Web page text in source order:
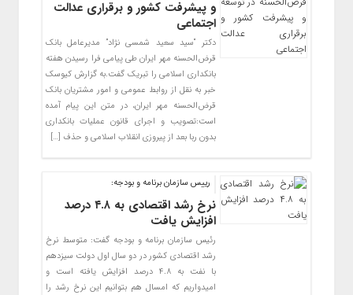
و پیشرفت کشور و برقراری عدالت
اجتماعی
دکتر “سید سعید شمسی نژاد” مدیرعامل بانک
قرض‌الحسنه مهر ایران طی پیامی فرا رسیدن هفته
بانکداری اسلامی را تبریک گفت.به گزارش کیوسک
خبر به نقل از روابط عمومی و امور مشتریان بانک
قرض‌الحسنه مهر ایران، در متن این پیام آمده
است:تصویب و اجرای قانون عملیات بانکداری
بدون ربا بعد از پیروزی انقلاب اسلامی و حذف […]
رییس سازمان برنامه و بودجه:
نرخ رشد اقتصادی به ۴.۸ درصد
افزایش یافت
رئیس سازمان برنامه و بودجه گفت: متوسط نرخ
رشد اقتصادی کشور در دو سال اول دولت سیزدهم
با نفت به ۴.۸ درصد افزایش یافته است و
امیدواریم که امسال هم بتوانیم این نرخ رشد را